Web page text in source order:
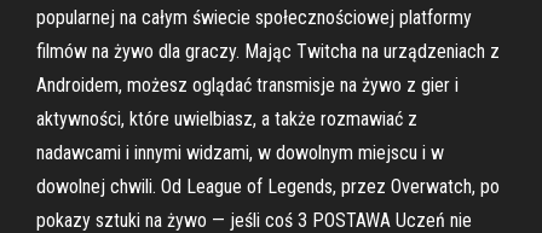
popularnej na całym świecie społecznościowej platformy
filmów na żywo dla graczy. Mając Twitcha na urządzeniach z
Androidem, możesz oglądać transmisje na żywo z gier i
aktywności, które uwielbiasz, a także rozmawiać z
nadawcami i innymi widzami, w dowolnym miejscu i w
dowolnej chwili. Od League of Legends, przez Overwatch, po
pokazy sztuki na żywo — jeśli coś 3 POSTAWA Uczeń nie